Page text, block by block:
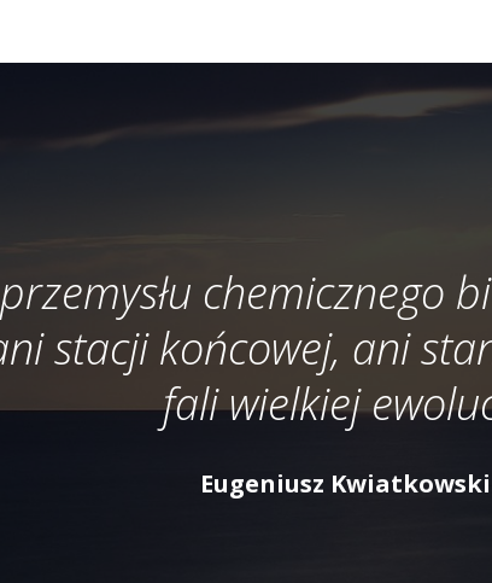
chemicznego
stacji końcowej, ani
fali wielkiej
Eugeniusz Kwiatkowski